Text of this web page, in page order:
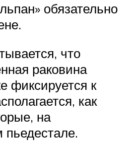
обязательно
что
раковина
фиксируется к
как
на
пьедестале.